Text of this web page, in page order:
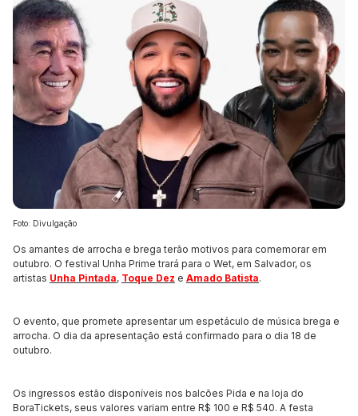
Foto: Divulgação
Os amantes de arrocha e brega terão motivos para comemorar em
outubro. O festival Unha Prime trará para o Wet, em Salvador, os
artistas Unha Pintada, Toque Dez e Amado Batista.
O evento, que promete apresentar um espetáculo de música brega e
arrocha. O dia da apresentação está confirmado para o dia 18 de
outubro.
Os ingressos estão disponíveis nos balcões Pida e na loja do
BoraTickets, seus valores variam entre R$ 100 e R$ 540. A festa